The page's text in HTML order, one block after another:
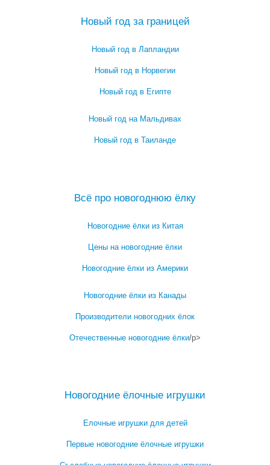
Новый год за границей
Новый год в Лапландии
Новый год в Норвегии
Новый год в Египте
Новый год на Мальдивах
Новый год в Таиланде
Всё про новогоднюю ёлку
Новогодние ёлки из Китая
Цены на новогодние ёлки
Новогодние ёлки из Америки
Новогодние ёлки из Канады
Производители новогодних ёлок
Отечественные новогодние ёлки/p>
Новогодние ёлочные игрушки
Елочные игрушки для детей
Первые новогодние ёлочные игрушки